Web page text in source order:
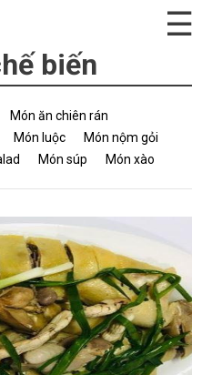
☰
biến
Món ăn chiên rán
Món luộc
Món nộm gỏi
Món súp Món xào